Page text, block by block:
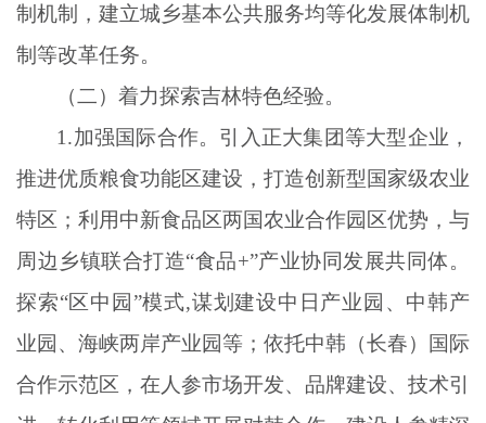
制机制，建立城乡基本公共服务均等化发展体制机
制等改革任务。
（二）着力探索吉林特色经验。
1.加强国际合作。引入正大集团等大型企业，
推进优质粮食功能区建设，打造创新型国家级农业
特区；利用中新食品区两国农业合作园区优势，与
周边乡镇联合打造“食品+”产业协同发展共同体。
探索“区中园”模式,谋划建设中日产业园、中韩产
业园、海峡两岸产业园等；依托中韩（长春）国际
合作示范区，在人参市场开发、品牌建设、技术引